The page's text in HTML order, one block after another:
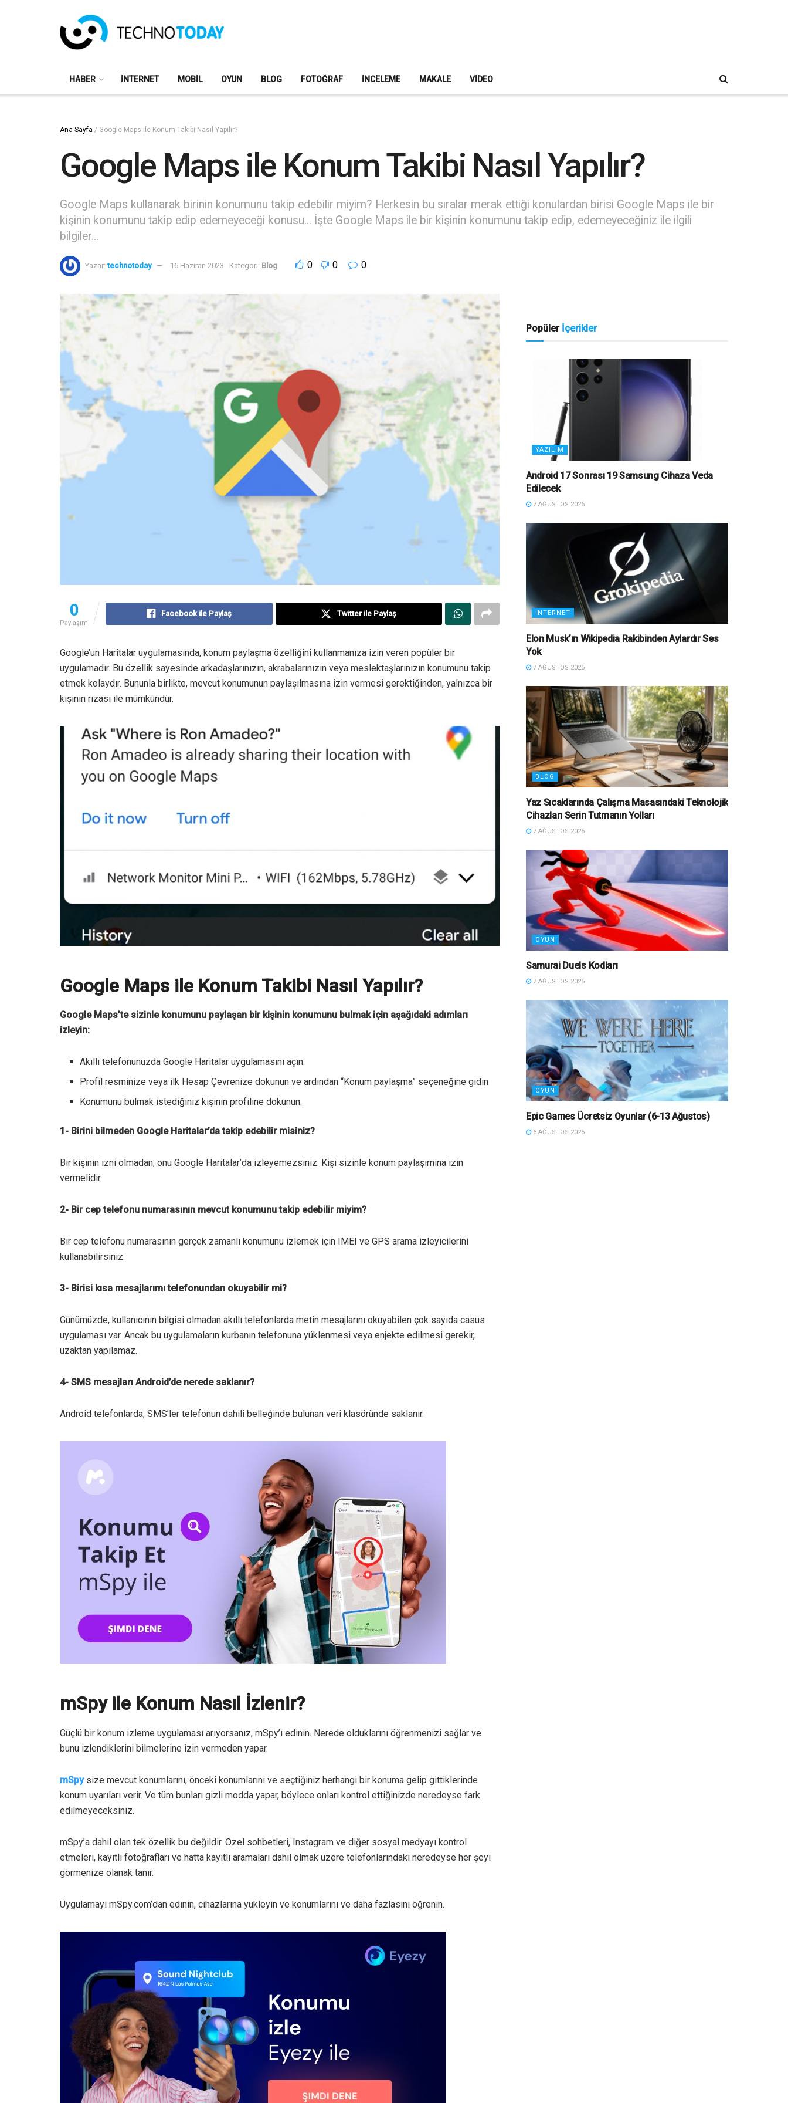
HABER İNTERNET MOBIL OYUN BLOG FOTOĞRAF İNCELEME MAKALE VIDEO
Ana Sayfa / Google Maps ile Konum Takibi Nasıl Yapılır?
Google Maps ile Konum Takibi Nasıl Yapılır?
Google Maps kullanarak birinin konumunu takip edebilir miyim? Herkesin bu sıralar merak ettiği konulardan birisi Google Maps ile bir
kişinin konumunu takip edip edemeyeceği konusu... İşte Google Maps ile bir kişinin konumunu takip edip, edemeyeceğiniz ile ilgili
bilgiler...
Yazar: technotoday 16 Haziran 2023 Kategori: Blog 0 0 0
0
Paylaşım
Facebook ile Paylaş Twitter ile Paylaş
Google’un Haritalar uygulamasında, konum paylaşma özelliğini kullanmanıza izin veren popüler bir
uygulamadır. Bu özellik sayesinde arkadaşlarınızın, akrabalarınızın veya meslektaşlarınızın konumunu takip
etmek kolaydır. Bununla birlikte, mevcut konumunun paylaşılmasına izin vermesi gerektiğinden, yalnızca bir
kişinin rızası ile mümkündür.
Google Maps ile Konum Takibi Nasıl Yapılır?
Google Maps’te sizinle konumunu paylaşan bir kişinin konumunu bulmak için aşağıdaki adımları
izleyin:
Akıllı telefonunuzda Google Haritalar uygulamasını açın.
Profil resminize veya ilk Hesap Çevrenize dokunun ve ardından “Konum paylaşma” seçeneğine gidin
Konumunu bulmak istediğiniz kişinin profiline dokunun.
1- Birini bilmeden Google Haritalar’da takip edebilir misiniz?
Bir kişinin izni olmadan, onu Google Haritalar’da izleyemezsiniz. Kişi sizinle konum paylaşımına izin
vermelidir.
2- Bir cep telefonu numarasının mevcut konumunu takip edebilir miyim?
Bir cep telefonu numarasının gerçek zamanlı konumunu izlemek için IMEI ve GPS arama izleyicilerini
kullanabilirsiniz.
3- Birisi kısa mesajlarımı telefonundan okuyabilir mi?
Günümüzde, kullanıcının bilgisi olmadan akıllı telefonlarda metin mesajlarını okuyabilen çok sayıda casus
uygulaması var. Ancak bu uygulamaların kurbanın telefonuna yüklenmesi veya enjekte edilmesi gerekir,
uzaktan yapılamaz.
4- SMS mesajları Android’de nerede saklanır?
Android telefonlarda, SMS’ler telefonun dahili belleğinde bulunan veri klasöründe saklanır.
mSpy ile Konum Nasıl İzlenir?
Güçlü bir konum izleme uygulaması arıyorsanız, mSpy’ı edinin. Nerede olduklarını öğrenmenizi sağlar ve
bunu izlendiklerini bilmelerine izin vermeden yapar.
mSpysize mevcut konumlarını, önceki konumlarını ve seçtiğiniz herhangi bir konuma gelip gittiklerinde
konum uyarıları verir. Ve tüm bunları gizli modda yapar, böylece onları kontrol ettiğinizde neredeyse fark
edilmeyeceksiniz.
mSpy’a dahil olan tek özellik bu değildir. Özel sohbetleri, Instagram ve diğer sosyal medyayı kontrol
etmeleri, kayıtlı fotoğrafları ve hatta kayıtlı aramaları dahil olmak üzere telefonlarındaki neredeyse her şeyi
görmenize olanak tanır.
Uygulamayı mSpy.com’dan edinin, cihazlarına yükleyin ve konumlarını ve daha fazlasını öğrenin.
Popüler İçerikler
YAZILIM
Android 17 Sonrası 19 Samsung Cihaza Veda
Edilecek
7 AĞUSTOS 2026
İNTERNET
Elon Musk’ın Wikipedia Rakibinden Aylardır Ses
Yok
7 AĞUSTOS 2026
BLOG
Yaz Sıcaklarında Çalışma Masasındaki Teknolojik
Cihazları Serin Tutmanın Yolları
7 AĞUSTOS 2026
OYUN
Samurai Duels Kodları
7 AĞUSTOS 2026
OYUN
Epic Games Ücretsiz Oyunlar (6-13 Ağustos)
6 AĞUSTOS 2026